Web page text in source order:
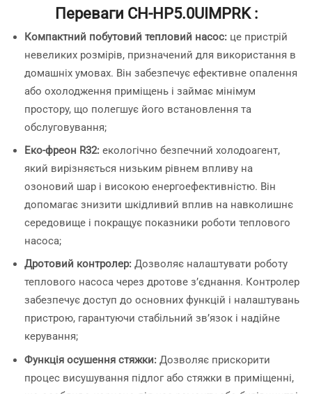
Переваги CH-HP5.0UIMPRK :
Компактний побутовий тепловий насос: це пристрій
невеликих розмірів, призначений для використання в
домашніх умовах. Він забезпечує ефективне опалення
або охолодження приміщень і займає мінімум
простору, що полегшує його встановлення та
обслуговування;
Еко-фреон R32: екологічно безпечний холодоагент,
який вирізняється низьким рівнем впливу на
озоновий шар і високою енергоефективністю. Він
допомагає знизити шкідливий вплив на навколишнє
середовище і покращує показники роботи теплового
насоса;
Дротовий контролер: Дозволяє налаштувати роботу
теплового насоса через дротове з’єднання. Контролер
забезпечує доступ до основних функцій і налаштувань
пристрою, гарантуючи стабільний зв’язок і надійне
керування;
Функція осушення стяжки: Дозволяє прискорити
процес висушування підлог або стяжки в приміщенні,